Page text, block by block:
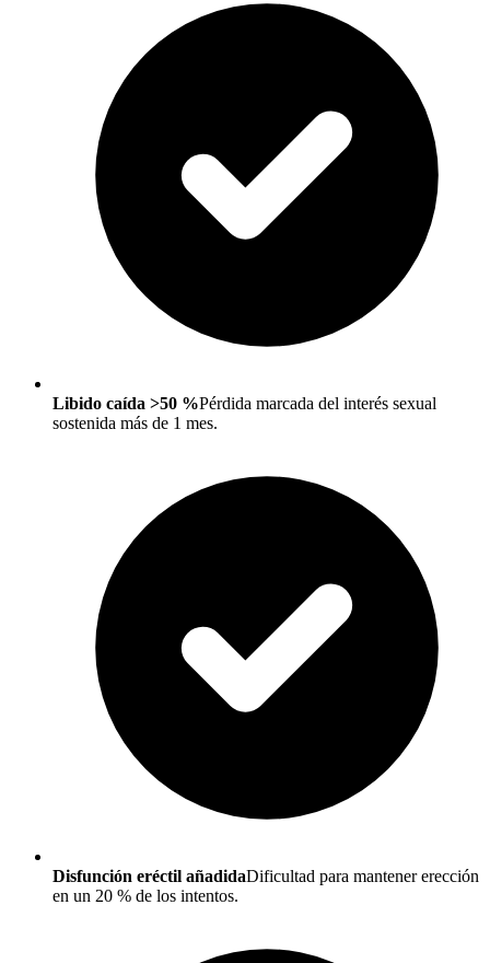
Libido caída >50 %Pérdida marcada del interés sexual
sostenida más de 1 mes.
Disfunción eréctil añadidaDificultad para mantener erección
en un 20 % de los intentos.